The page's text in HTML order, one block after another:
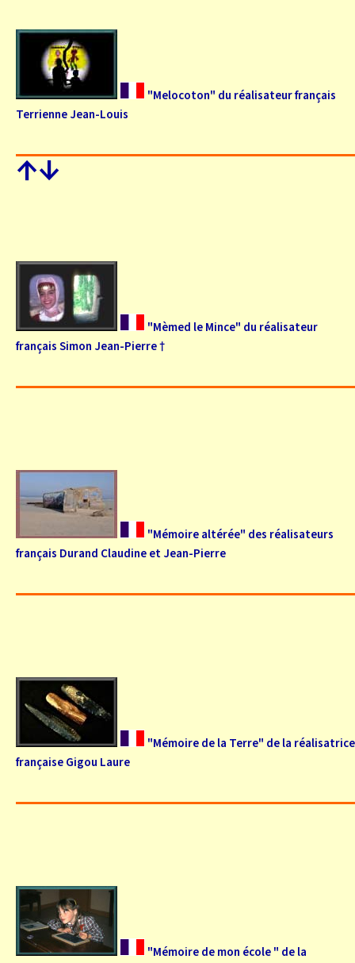
"Melocoton" du réalisateur français
Terrienne Jean-Louis
↑↓
"Mèmed le Mince" du réalisateur
français Simon Jean-Pierre †
"Mémoire altérée" des réalisateurs
français Durand Claudine et Jean-Pierre
"Mémoire de la Terre" de la réalisatrice
française Gigou Laure
"Mémoire de mon école " de la